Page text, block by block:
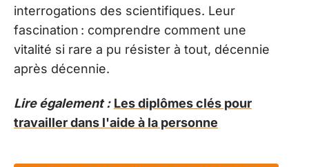
interrogations des scientifiques. Leur
fascination : comprendre comment une
vitalité si rare a pu résister à tout, décennie
après décennie.
Lire également : Les diplômes clés pour
travailler dans l'aide à la personne